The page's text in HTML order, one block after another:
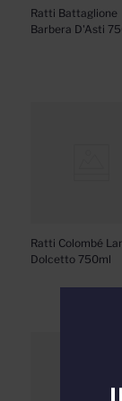
Ratti Battaglione
Barbera D'Asti
Ratti Colombé
Dolcetto 750ml